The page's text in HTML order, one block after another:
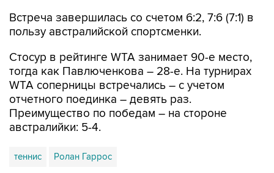
Встреча завершилась со счетом 6:2, 7:6 (7:1) в
пользу австралийской спортсменки.
Стосур в рейтинге WTA занимает 90-е место,
тогда как Павлюченкова – 28-е. На турнирах
WTA соперницы встречались – с учетом
отчетного поединка – девять раз.
Преимущество по победам – на стороне
австралийки: 5-4.
теннис Ролан Гаррос